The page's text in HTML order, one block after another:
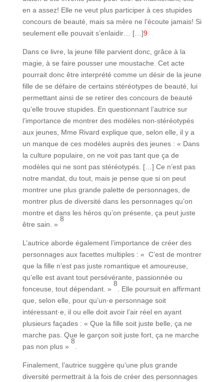
en a assez! Elle ne veut plus participer à ces stupides
concours de beauté, mais sa mère ne l’écoute jamais! Si
seulement elle pouvait s’enlaidir… […]9
Dans ce livre, la jeune fille parvient donc, grâce à la
magie, à se faire pousser une moustache. Cet acte
pourrait donc être interprété comme un désir de la jeune
fille de se défaire de certains stéréotypes de beauté, lui
permettant ainsi de se retirer des concours de beauté
qu’elle trouve stupides. En questionnant l’autrice sur
l’importance de montrer des modèles non-stéréotypés
aux jeunes, Mme Rivard explique que, selon elle, il y a
un manque de ces modèles auprès des jeunes : « Dans
la culture populaire, on ne voit pas tant que ça de
modèles qui ne sont pas stéréotypés. […] Ce n’est pas
notre mandat, du tout, mais je pense que si on peut
montrer une plus grande palette de personnages, de
montrer plus de diversité dans les personnages qu’on
montre et dans les héros qu’on présente, ça peut juste
être sain. »
8
L’autrice aborde également l’importance de créer des
personnages aux facettes multiples : « C’est de montrer
que la fille n’est pas juste romantique et amoureuse,
qu’elle est avant tout persévérante, passionnée ou
fonceuse, tout dépendant. »
8
. Elle poursuit en affirmant
que, selon elle, pour qu’un·e personnage soit
intéressant·e, il ou elle doit avoir l’air réel en ayant
plusieurs façades : « Que la fille soit juste belle, ça ne
marche pas. Que le garçon soit juste fort, ça ne marche
pas non plus »
8
Finalement, l’autrice suggère qu’une plus grande
diversité permettrait à la fois de créer des personnages